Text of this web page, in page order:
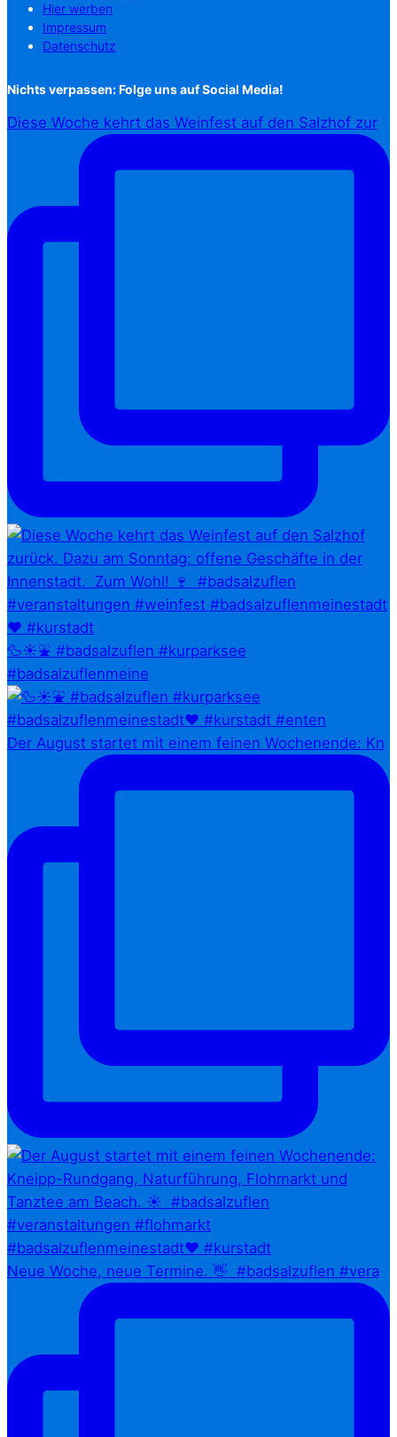
Hier werben
Impressum
Datenschutz
Nichts verpassen: Folge uns auf Social Media!
Diese Woche kehrt das Weinfest auf den Salzhof zur
🦆☀️⛲ #badsalzuflen #kurparksee
#badsalzuflenmeine
Der August startet mit einem feinen Wochenende: Kn
Neue Woche, neue Termine. 👋⁠ ⁠ #badsalzuflen #vera